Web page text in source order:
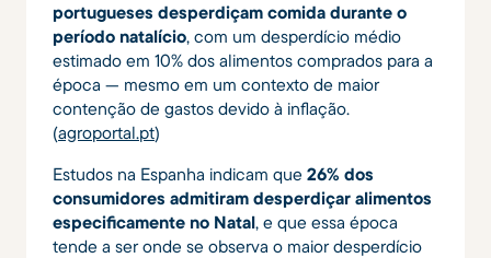
portugueses desperdiçam comida durante o
período natalício, com um desperdício médio
estimado em 10% dos alimentos comprados para a
época — mesmo em um contexto de maior
contenção de gastos devido à inflação.
(agroportal.pt)
Estudos na Espanha indicam que 26% dos
consumidores admitiram desperdiçar alimentos
especificamente no Natal, e que essa época
tende a ser onde se observa o maior desperdício